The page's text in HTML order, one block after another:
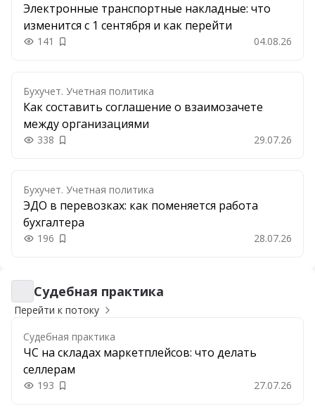
Электронные транспортные накладные: что
изменится с 1 сентября и как перейти
141 Добавить в закладки 04.08.26
Бухучет. Учетная политика
Как составить соглашение о взаимозачете
между организациями
338 Добавить в закладки 29.07.26
Бухучет. Учетная политика
ЭДО в перевозках: как поменяется работа
бухгалтера
196 Добавить в закладки 28.07.26
Судебная практика
Судебная практика
Перейти к потоку
Судебная практика
ЧС на складах маркетплейсов: что делать
селлерам
193 Добавить в закладки 27.07.26